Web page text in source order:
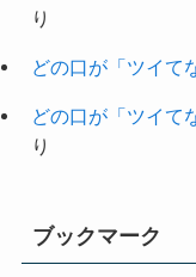
り
どの口が「ツイて
どの口が「ツイて
り
ブックマーク